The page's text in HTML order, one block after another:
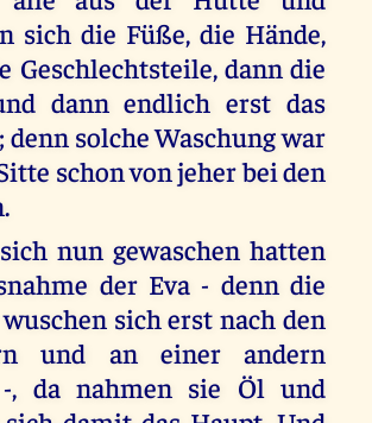
sich die Füße, die Hände,
Geschlechtsteile, dann die
dann endlich erst das
denn solche Waschung war
schon von jeher bei den
nun gewaschen hatten
der Eva - denn die
sich erst nach den
und an einer andern
, da nahmen sie Öl und